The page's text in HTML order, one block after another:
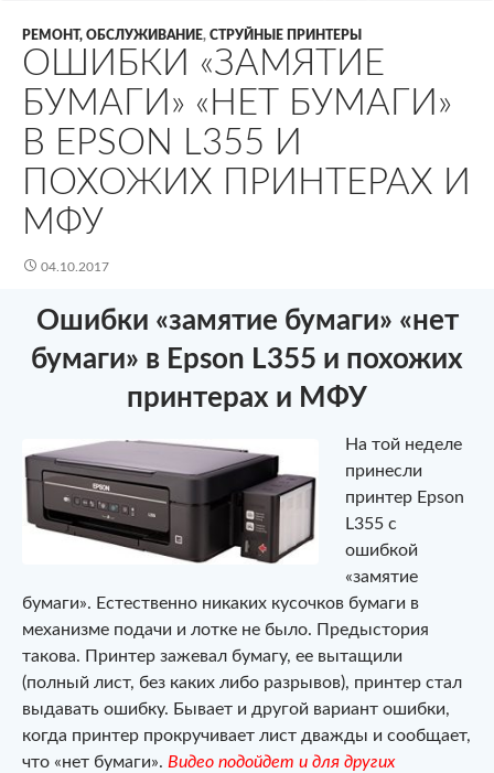
РЕМОНТ, ОБСЛУЖИВАНИЕ, СТРУЙНЫЕ ПРИНТЕРЫ
ОШИБКИ «ЗАМЯТИЕ
БУМАГИ» «НЕТ БУМАГИ»
В EPSON L355 И
ПОХОЖИХ ПРИНТЕРАХ И
МФУ
04.10.2017
Ошибки «замятие бумаги» «нет
бумаги» в Epson L355 и похожих
принтерах и МФУ
На той неделе
принесли
принтер Epson
L355 с
ошибкой
«замятие
бумаги». Естественно никаких кусочков бумаги в
механизме подачи и лотке не было. Предыстория
такова. Принтер зажевал бумагу, ее вытащили
(полный лист, без каких либо разрывов), принтер стал
выдавать ошибку. Бывает и другой вариант ошибки,
когда принтер прокручивает лист дважды и сообщает,
что «нет бумаги». Видео подойдет и для других